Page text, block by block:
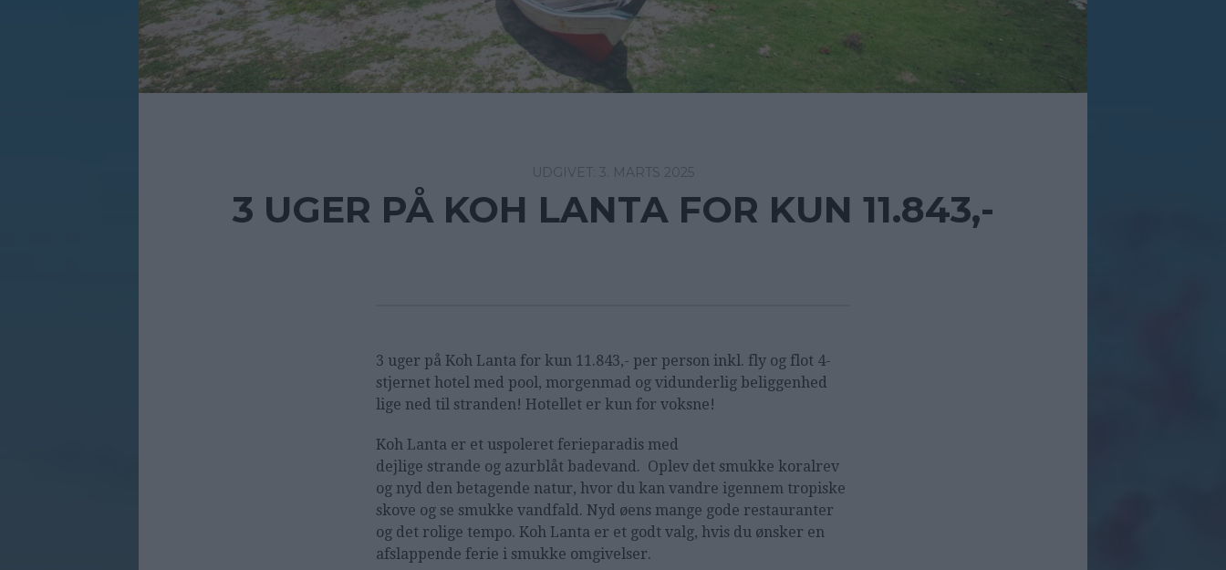
3. MARTS 2025
3 UGER PÅ KOH LANTA FOR KUN 11.843,-
3 uger på Koh Lanta for kun 11.843,- per person inkl. fly og flot 4-
stjernet hotel med pool, morgenmad og vidunderlig beliggenhed
lige ned til stranden! Hotellet er kun for voksne!
Koh Lanta er et uspoleret ferieparadis med
dejlige strande og azurblåt badevand. Oplev det smukke koralrev
og nyd den betagende natur, hvor du kan vandre igennem tropiske
skove og se smukke vandfald. Nyd øens mange gode restauranter
og det rolige tempo. Koh Lanta er et godt valg, hvis du ønsker en
afslappende ferie i smukke omgivelser.